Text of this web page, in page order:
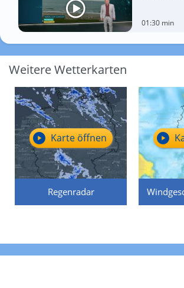
01:30 min
Weitere Wetterkarten
Regenradar
Karte öffnen